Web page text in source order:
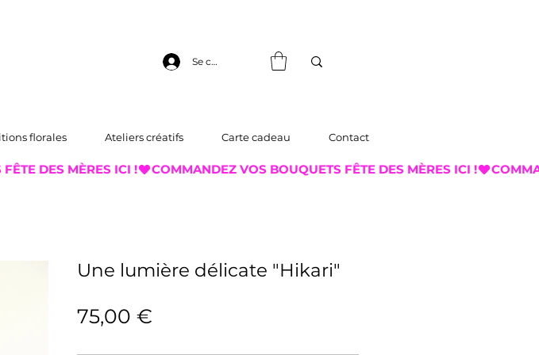
Se connecter
florales Ateliers créatifs Carte cadeau Contact
Une lumière délicate "Hikari"
75,00 €